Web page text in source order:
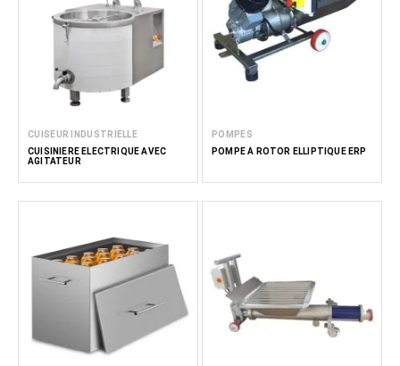
CUISEUR INDUSTRIELLE
CUISINIÈRE ÉLECTRIQUE AVEC
AGITATEUR
POMPES
POMPE À ROTOR ELLIPTIQUE ERP